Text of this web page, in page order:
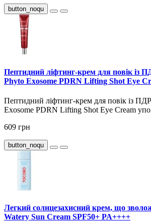
button_noqu
Пептидний ліфтинг-крем для повік із
Phyto Exosome PDRN Lifting Shot Eye
Пептидний ліфтинг-крем для повік із
Exosome PDRN Lifting Shot Eye Cream
609 грн
button_noqu
Легкий солнцезахисний крем, що
Watery Sun Cream SPF50+ PA++++